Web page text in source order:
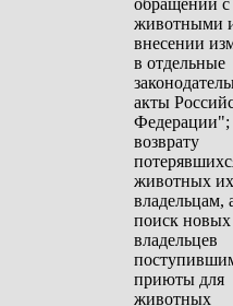
животными
внесении
в отдельные
акты
Федерации";
возврату
животных их
владельцам,
поиск новых
владельцев
приюты для
животных